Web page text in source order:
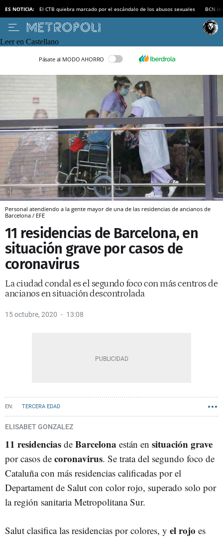
ES NOTICIA: El CTB quiebra marcado por el escándalo de los abusos sexuales BCN
Leer en Castellano
Pásate al MODO AHORRO
Personal atendiendo a la gente mayor de una de las residencias de ancianos de
Barcelona / EFE
11 residencias de Barcelona, en
situación grave por casos de
coronavirus
La ciudad condal es el segundo foco con más centros de
ancianos en situación descontrolada
15 octubre, 2020 13:08
TERCERA EDAD
ELISABET GONZALEZ
11 residencias de Barcelona están en situación grave
por casos de coronavirus. Se trata del segundo foco de
Cataluña con más residencias calificadas por el
Departament de Salut con color rojo, superado solo por
la región sanitaria Metropolitana Sur.
Salut clasifica las residencias por colores, y el rojo es